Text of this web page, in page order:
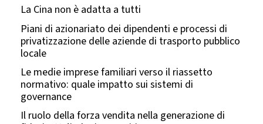
La Cina non è adatta a tutti
Piani di azionariato dei dipendenti e processi di
privatizzazione delle aziende di trasporto pubblico
locale
Le medie imprese familiari verso il riassetto
normativo: quale impatto sui sistemi di
governance
Il ruolo della forza vendita nella generazione di